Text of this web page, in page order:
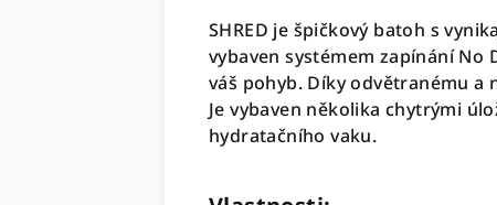
SHRED je špičkový batoh s
vybaven systémem zapínání No
váš pohyb. Díky odvětranému
Je vybaven několika chytrými
hydratačního vaku.